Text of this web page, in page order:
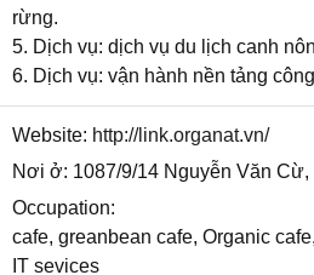
rừng.
5. Dịch vụ: dịch vụ du lịch canh
6. Dịch vụ: vận hành nền tảng
Website http://link.organat.vn/
Nơi ở 1087/9/14 Nguyễn Văn
Occupation
cafe, greanbean cafe, Organic
IT sevices